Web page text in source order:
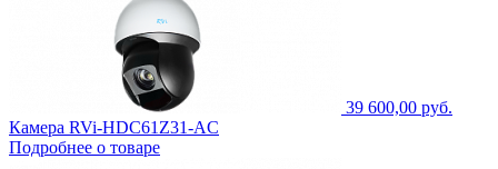
39 600,00 руб.
Камера RVi-HDC61Z31-AC
Подробнее о товаре